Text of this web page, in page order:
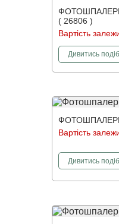
( 26806 )
Вартість
Дивитись
Вартість
Дивитись